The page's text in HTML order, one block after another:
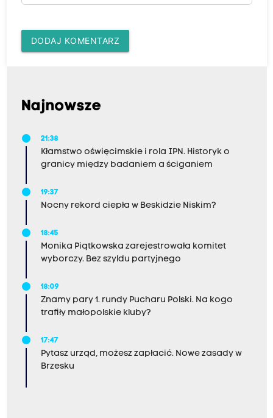
DODAJ KOMENTARZ
Najnowsze
21:38
Kłamstwo oświęcimskie i rola IPN. Historyk o
granicy między badaniem a ściganiem
19:37
Nocny rekord ciepła w Beskidzie Niskim?
18:45
Monika Piątkowska zarejestrowała komitet
wyborczy. Bez szyldu partyjnego
18:09
Znamy pary 1. rundy Pucharu Polski. Na kogo
trafiły małopolskie kluby?
17:47
Pytasz urząd, możesz zapłacić. Nowe zasady w
Brzesku